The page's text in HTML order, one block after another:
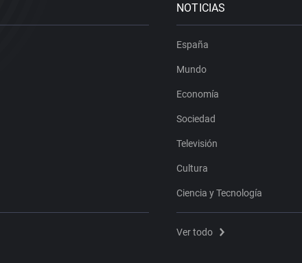
NOTICIAS
España
Mundo
Economía
Sociedad
Televisión
Cultura
Ciencia y Tecnología
Ver todo